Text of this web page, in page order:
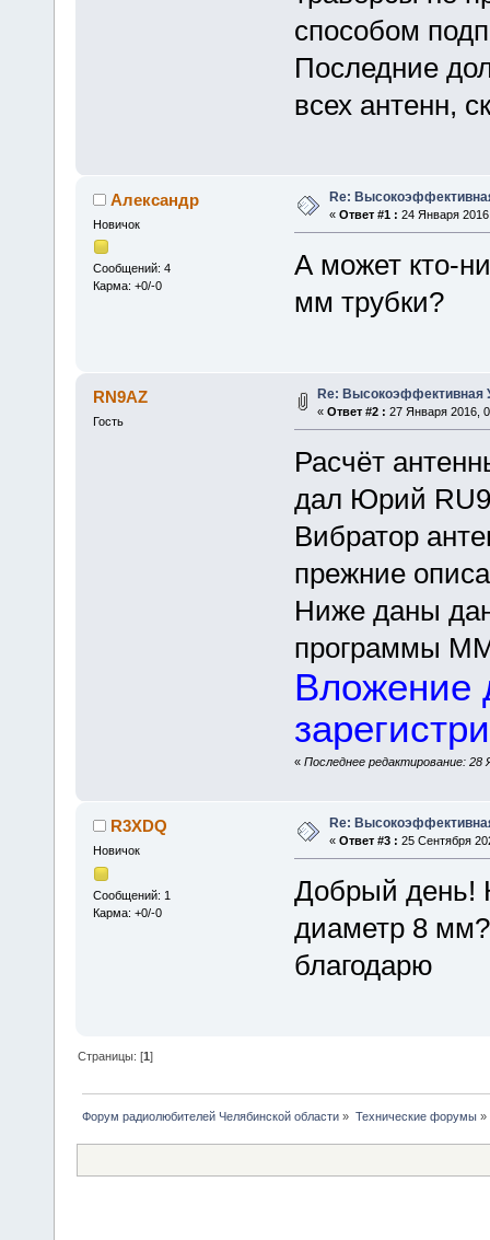
способом
Последние
всех антенн,
Александр
Новичок
Сообщений: 4
Карма: +0/-0
Re:
« Ответ #1 : 24 Января
А может кто-
мм трубки?
RN9AZ
Гость
Re: Высокоэффективная
« Ответ #2 : 27 Января 2016,
Расчёт
дал Юрий
Вибратор
прежние
Ниже даны
программы
Вложение
« Последнее редактирование: 28
R3XDQ
Новичок
Сообщений: 1
Карма: +0/-0
Re:
« Ответ #3 : 25 Сентября
Добрый день!
диаметр 8
благодарю
Страницы: [1]
Форум радиолюбителей Челябинской области » Технические форумы»